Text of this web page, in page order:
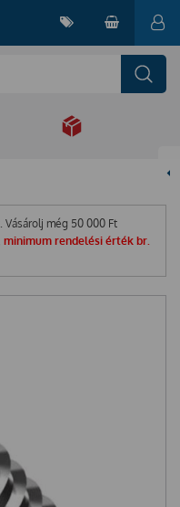
Vásárolj még 50 000 Ft
minimum rendelési érték br.